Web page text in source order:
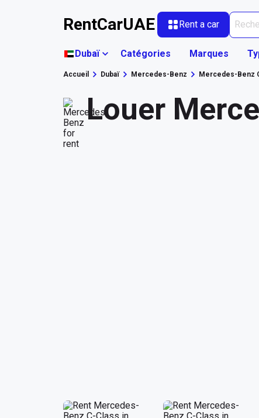
RentCarUAE Rent a car
Dubaï Catégories Marques
Accueil Dubaï Mercedes-Benz Mercedes-Benz
Louer